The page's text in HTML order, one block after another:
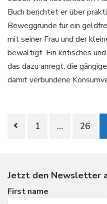
Buch berichtet er über
Beweggründe für ein
mit seiner Frau und der
bewältigt. Ein kritisches
das dazu anregt, die
damit verbundene
1 … 26
Jetzt den Newsletter
First name